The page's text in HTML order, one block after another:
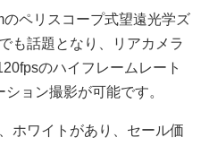
ペリスコープ式望遠光学ズ
も話題となり、リアカメラ
のハイフレームレート
ョン撮影が可能です。
ホワイトがあり、セール価